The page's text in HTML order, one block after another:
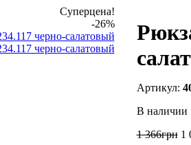
Суперцена!
-26%
В наличии
1 366грн 1